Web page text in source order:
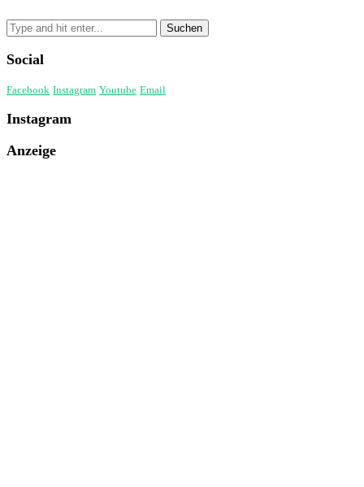
Social
Facebook Instagram Youtube Email
Instagram
Anzeige